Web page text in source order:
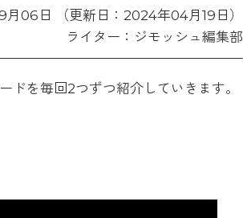
06日 （更新日：2024年04月19日）
ライター：ジモッシュ編集部
を毎回2つずつ紹介していきます。